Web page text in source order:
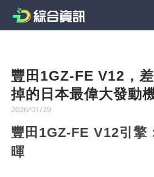
豐田1GZ-FE V12，
掉的日本最偉大發動
2026/01/29
豐田1GZ-FE V12引擎
暉